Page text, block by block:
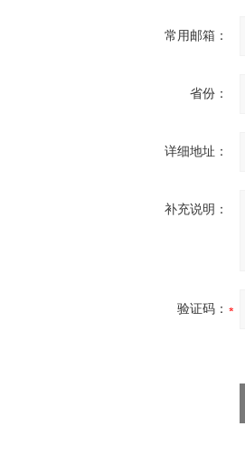
常用邮箱：
省份：
详细地址：
补充说明：
验证码：